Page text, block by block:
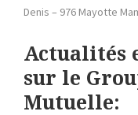
Denis – 976 Mayotte
Actualités
sur le
Mutuelle: